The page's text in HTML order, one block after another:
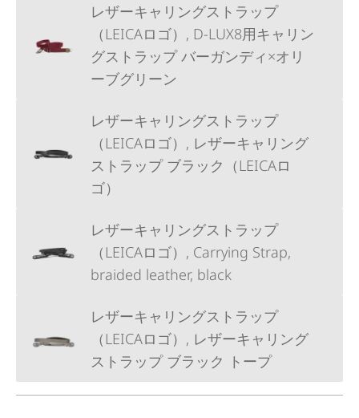
レザーキャリングストラップ
（LEICAロゴ）, D-LUX8用キャリン
グストラップ バーガンディ×オリ
ーブグリーン
レザーキャリングストラップ
（LEICAロゴ）, レザーキャリング
ストラップ ブラック（LEICAロ
ゴ）
レザーキャリングストラップ
（LEICAロゴ）, Carrying Strap,
braided leather, black
レザーキャリングストラップ
（LEICAロゴ）, レザーキャリング
ストラップ ブラック トープ